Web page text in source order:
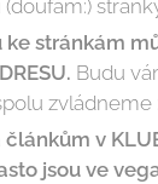
stránkám
Budu
zvládneme
v
jsou ve